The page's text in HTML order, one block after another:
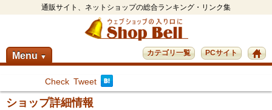
通販サイト、ネットショップの総合ランキング・リンク集
Menu ▼ PCサイト
カテゴリ一覧
Check Tweet
ショップ詳細情報